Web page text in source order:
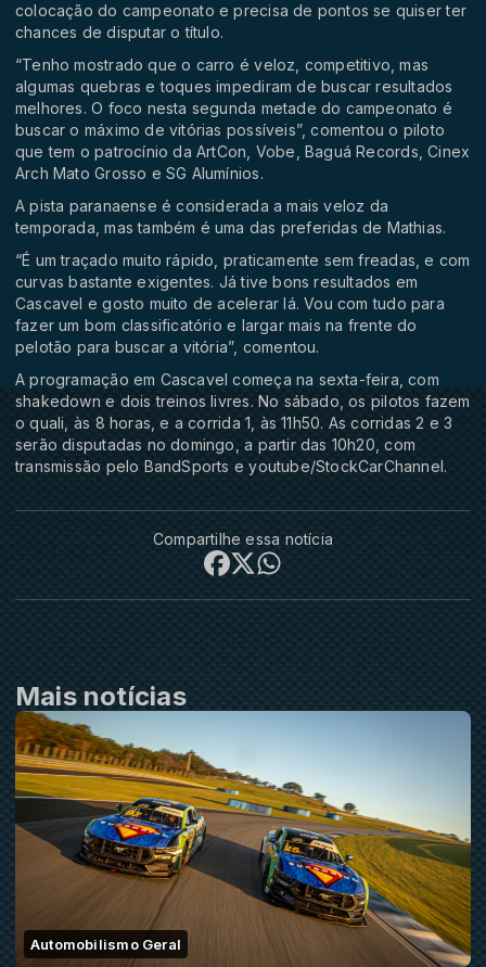
colocação do campeonato e precisa de pontos se quiser ter
chances de disputar o título.
“Tenho mostrado que o carro é veloz, competitivo, mas
algumas quebras e toques impediram de buscar resultados
melhores. O foco nesta segunda metade do campeonato é
buscar o máximo de vitórias possíveis”, comentou o piloto
que tem o patrocínio daArtCon, Vobe, Baguá Records, Cinex
Arch Mato Grosso e SG Alumínios.
A pista paranaense é considerada a mais veloz da
temporada, mas também é uma das preferidas de Mathias.
“É um traçado muito rápido, praticamente sem freadas, e com
curvas bastante exigentes. Já tive bons resultados em
Cascavel e gosto muito de acelerar lá. Vou com tudo para
fazer um bom classificatório e largar mais na frente do
pelotão para buscar a vitória”, comentou.
A programação em Cascavel começa na sexta-feira, com
shakedown e dois treinos livres. No sábado, os pilotos fazem
o quali, às 8 horas, e a corrida 1, às 11h50. As corridas 2 e 3
serão disputadas no domingo, a partir das 10h20, com
transmissão pelo BandSports e youtube/StockCarChannel.
Compartilhe essa notícia
Mais notícias
Automobilismo Geral